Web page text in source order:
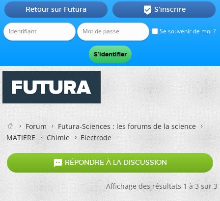
Se souvenir de moi ?
Retour sur Futura  S'inscrire
Forum
Futura-Sciences : les forums de la science
MATIERE
Chimie Electrode
 RÉPONDRE À LA DISCUSSION
Affichage des résultats 1 à 3 sur 3